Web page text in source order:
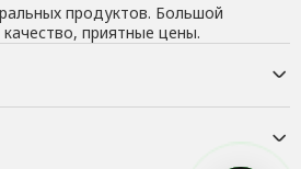
продуктов. Большой
приятные цены.